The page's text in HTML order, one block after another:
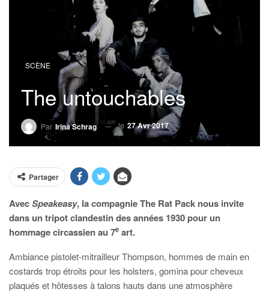
SCÈNE
The untouchables
Par Irina Schrag le 27 Avr 2017
Partager
AvecSpeakeasy, la compagnie The Rat Pack nous invite
dans un tripot clandestin des années 1930 pour un
hommage circassien au 7e art.
Ambiance pistolet-mitrailleur Thompson, hommes de main en
costards trop étroits pour les holsters, gomina pour cheveux
plaqués et hôtesses à talons hauts dans une atmosphère